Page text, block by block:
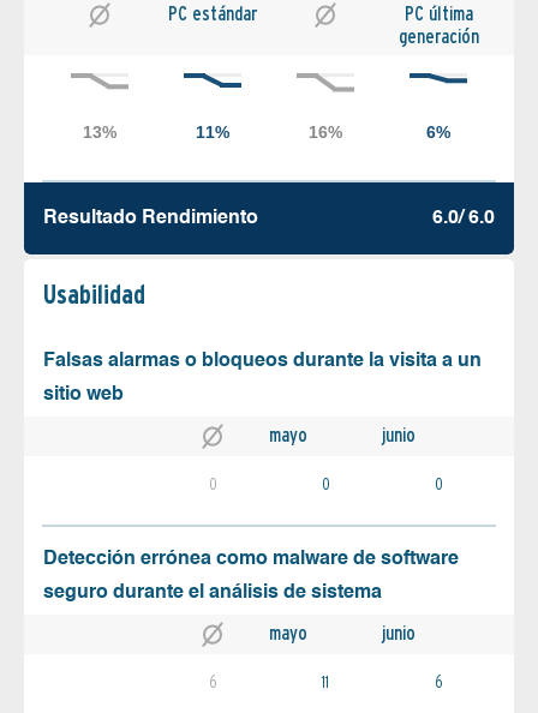
PC estándar
PC última
generación
Resultado Rendimiento 6.0/ 6.0
Usabilidad
Falsas alarmas o bloqueos durante la visita a un
sitio web
mayo junio
0 0 0
Detección errónea como malware de software
seguro durante el análisis de sistema
mayo junio
6 11 6